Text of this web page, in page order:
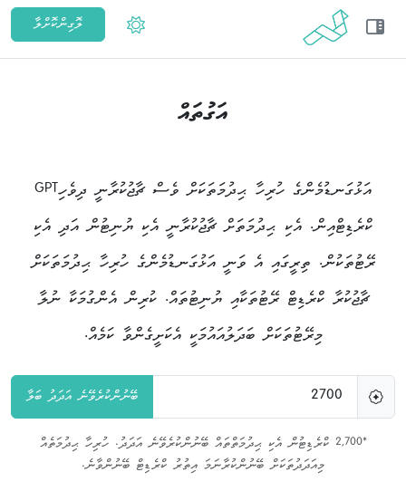
ތީމް ބަދަލުކުރުމަށް
ލޮގިންކޮށްލާ
އަގުތައް
އަޅުގަނޑުމެންގެ ހުރިހާ ޙިދުމަތަކަށް ވެސް ޗާޖުކުރާނީ ދިވެހިGPT
ކްރެޑިޓްއިން. އެކި ޙިދުމަތަށް ޗާޖުކުރާނީ އެކި ޔުނިޓުން އަދި އެކި
ރޭޓުތަކުން. ތިރީގައި އެ ވަނީ އަޅުގަނޑުމެންގެ ހުރިހާ ޙިދުމަތަކަށް
ޗާޖުކުރާ ކްރެޑިޓް ރޭޓުތަކާއި ޔުނިޓުތައް. ކުރިން އެންގުމަކާ ނުލާ
މިރޭޓުތަކަށް ބަދަލުއައުމަކީ އެކަށީގެންވާ ކަމެއް.
ބޭނުންކުރެވޭނެ އަދަދު ބަލާ
*2,700 ކްރެޑިޓުން އެކި ޙިދުމަތްތައް ބޭނުންކުރެވޭނެ އަދަދު. ހުރިހާ ޙިދުމަތެއް
މިއަދަދުތަކަށް ބޭނުންކުރާނަމަ އިތުރު ކްރެޑިޓް ބޭނުންވާނެ.